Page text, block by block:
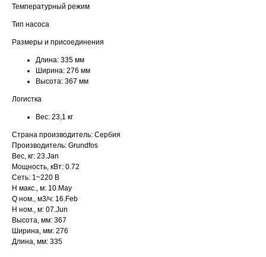
Температурный режим
Тип насоса
Размеры и присоединения
Длина: 335 мм
Ширина: 276 мм
Высота: 367 мм
Логистка
Вес: 23,1 кг
Страна производитель: Сербия
Производитель: Grundfos
Вес, кг: 23.Jan
Мощность, кВт: 0.72
Сеть: 1~220 В
H макс., м: 10.May
Q ном., м3/ч: 16.Feb
H ном., м: 07.Jun
Высота, мм: 367
Ширина, мм: 276
Длина, мм: 335